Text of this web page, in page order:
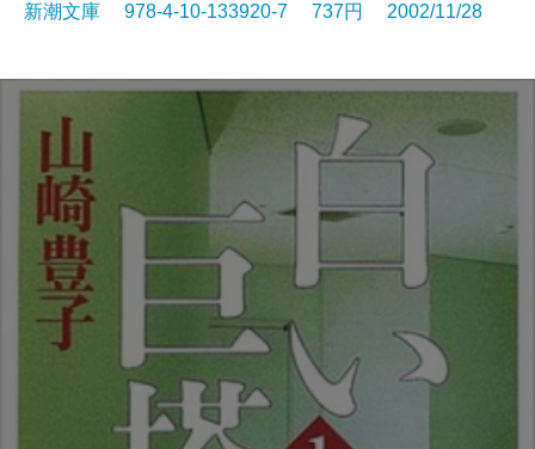
新潮文庫 978-4-10-133920-7 737円 2002/11/28